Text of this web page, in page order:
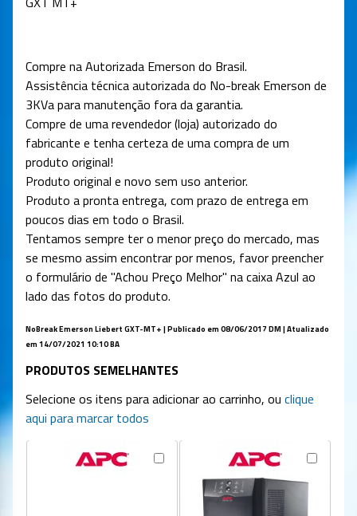
Compre na Autorizada Emerson do Brasil.
Assistência técnica autorizada do No-break Emerson de
3KVa para manutenção fora da garantia.
Compre de uma revendedor (loja) autorizado do
fabricante e tenha certeza de uma compra de um
produto original!
Produto original e novo sem uso anterior.
Produto a pronta entrega, com prazo de entrega em
poucos dias em todo o Brasil.
Tentamos sempre ter o menor preço do mercado, mas
se mesmo assim encontrar por menos, favor preencher
o formulário de "Achou Preço Melhor" na caixa Azul ao
lado das fotos do produto.
NoBreak Emerson Liebert GXT-MT+ | Publicado em 08/06/2017 DM | Atualizado
em 14/07/2021 10:10 BA
PRODUTOS SEMELHANTES
Selecione os itens para adicionar ao carrinho, ou clique
aqui para marcar todos